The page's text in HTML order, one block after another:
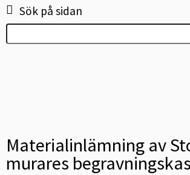
Sök på sidan
efter:
Materialinlämning av
murares